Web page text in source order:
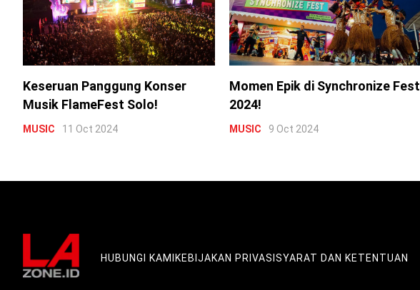
Keseruan Panggung Konser
Musik FlameFest Solo!
MUSIC 11 Oct 2024
Momen Epik di Synchronize Fest
2024!
MUSIC 9 Oct 2024
HUBUNGI KAMI KEBIJAKAN PRIVASI SYARAT DAN KETENTUAN